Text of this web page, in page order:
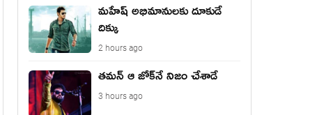
మహేష్ అభిమానులకు దూకుడే
దిక్కు
2 hours ago
తమన్ ఆ జోక్‌నే నిజం చేశాడే
3 hours ago